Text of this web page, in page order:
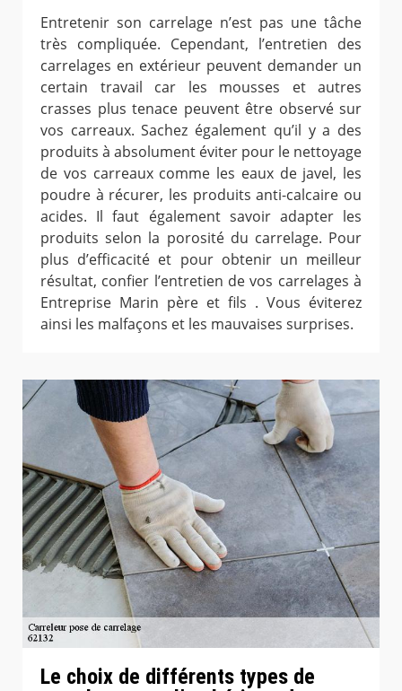
Entretenir son carrelage n’est pas une tâche
très compliquée. Cependant, l’entretien des
carrelages en extérieur peuvent demander un
certain travail car les mousses et autres
crasses plus tenace peuvent être observé sur
vos carreaux. Sachez également qu’il y a des
produits à absolument éviter pour le nettoyage
de vos carreaux comme les eaux de javel, les
poudre à récurer, les produits anti-calcaire ou
acides. Il faut également savoir adapter les
produits selon la porosité du carrelage. Pour
plus d’efficacité et pour obtenir un meilleur
résultat, confier l’entretien de vos carrelages à
Entreprise Marin père et fils . Vous éviterez
ainsi les malfaçons et les mauvaises surprises.
Le choix de différents types de